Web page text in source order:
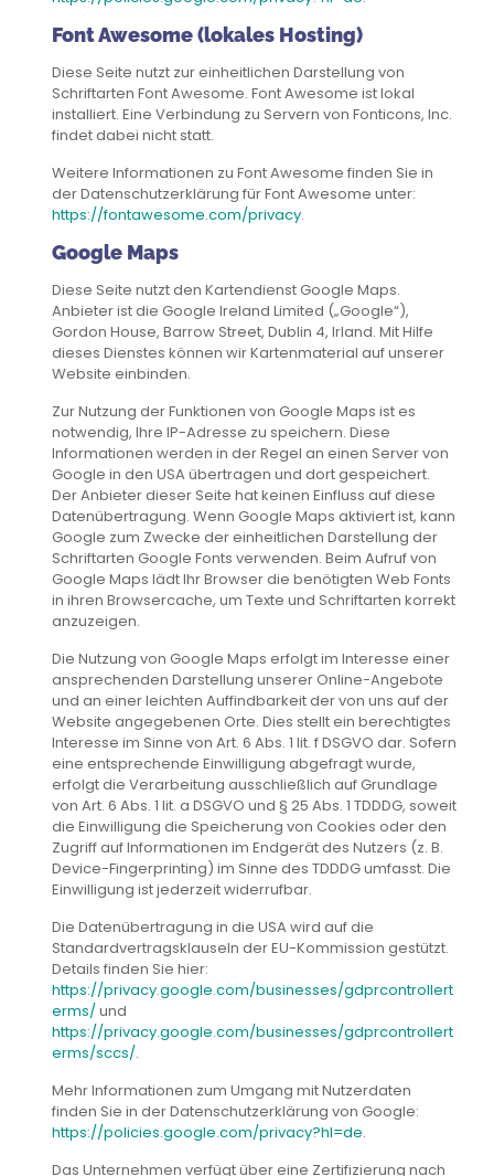
Font Awesome (lokales Hosting)
Diese Seite nutzt zur einheitlichen Darstellung von
Schriftarten Font Awesome. Font Awesome ist lokal
installiert. Eine Verbindung zu Servern von Fonticons, Inc.
findet dabei nicht statt.
Weitere Informationen zu Font Awesome finden Sie in
der Datenschutzerklärung für Font Awesome unter:
https://fontawesome.com/privacy.
Google Maps
Diese Seite nutzt den Kartendienst Google Maps.
Anbieter ist die Google Ireland Limited („Google“),
Gordon House, Barrow Street, Dublin 4, Irland. Mit Hilfe
dieses Dienstes können wir Kartenmaterial auf unserer
Website einbinden.
Zur Nutzung der Funktionen von Google Maps ist es
notwendig, Ihre IP-Adresse zu speichern. Diese
Informationen werden in der Regel an einen Server von
Google in den USA übertragen und dort gespeichert.
Der Anbieter dieser Seite hat keinen Einfluss auf diese
Datenübertragung. Wenn Google Maps aktiviert ist, kann
Google zum Zwecke der einheitlichen Darstellung der
Schriftarten Google Fonts verwenden. Beim Aufruf von
Google Maps lädt Ihr Browser die benötigten Web Fonts
in ihren Browsercache, um Texte und Schriftarten korrekt
anzuzeigen.
Die Nutzung von Google Maps erfolgt im Interesse einer
ansprechenden Darstellung unserer Online-Angebote
und an einer leichten Auffindbarkeit der von uns auf der
Website angegebenen Orte. Dies stellt ein berechtigtes
Interesse im Sinne von Art. 6 Abs. 1 lit. f DSGVO dar. Sofern
eine entsprechende Einwilligung abgefragt wurde,
erfolgt die Verarbeitung ausschließlich auf Grundlage
von Art. 6 Abs. 1 lit. a DSGVO und § 25 Abs. 1 TDDDG, soweit
die Einwilligung die Speicherung von Cookies oder den
Zugriff auf Informationen im Endgerät des Nutzers (z. B.
Device-Fingerprinting) im Sinne des TDDDG umfasst. Die
Einwilligung ist jederzeit widerrufbar.
Die Datenübertragung in die USA wird auf die
Standardvertragsklauseln der EU-Kommission gestützt.
Details finden Sie hier:
https://privacy.google.com/businesses/gdprcontrollert
erms/und
https://privacy.google.com/businesses/gdprcontrollert
erms/sccs/.
Mehr Informationen zum Umgang mit Nutzerdaten
finden Sie in der Datenschutzerklärung von Google:
https://policies.google.com/privacy?hl=de.
Das Unternehmen verfügt über eine Zertifizierung nach